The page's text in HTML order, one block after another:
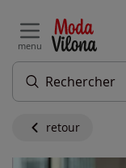
menu
retour